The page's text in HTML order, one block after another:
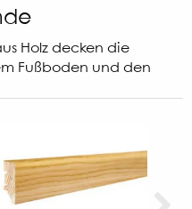
Holz decken die
Fußboden und den